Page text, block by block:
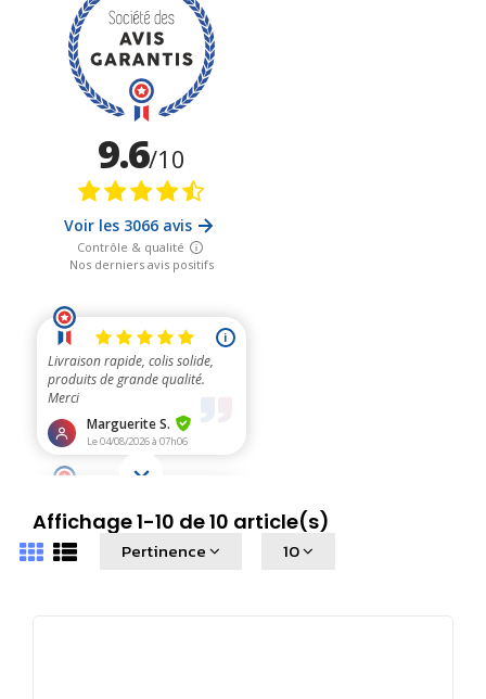
Il existe différents types de tapis de mise à la terre, dont les
principaux sont les tapis universels de mise à la terre, mais
aussi les tapis de souris Earthing (spécifiquement de petite
taille), le tapis Earthing d'assise pour la voiture, qui sera relié à
la carcasse du véhicule (donc pas à la terre), et qui permettra de
réduire l'inconfort en roulant lié à l'électricité statique qui se
forme par frottements sur les sièges et la carrosserie, le tapis
Earthing spécifique pour la méditation et le yoga…
La fine couche conductrice supérieure noire qui sera en contact
articles similaires en cuir fabriqués avec du polyuréthane (PU)
sont très faciles à utiliser et sûrs, contrairement aux anciens
cuirs en PVC. Le cuir PU utilisé est sans vinyle et sans phtalates.
La couche inférieure non conductrice est constituée de mousse
à cellules fermées en élastomère thermoplastique (TPE) sans
latex et sans PVC, ce qui en fait l'une des mousses les plus sûres
disponibles.
Ces produit sont fournis avec un câble droit de connexion de
4,6m incluant une résistance de 100 Kohms et une prise
Affichage 1-10 de 10 article(s)
Pertinence 10